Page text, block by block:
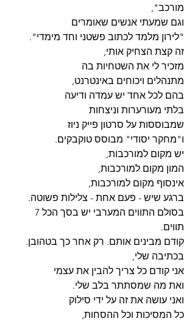
מורכב",
וגם שמעתי אנשים שאומרים
"לירון מלמד לכתוב פשטני וחד מימדי".
זה קצת הצחיק אותי,
מזכיר לי את השטחיות בה
מתנהלים ויכוחים באינטרנט,
בהם לכל אחד יש עמדה ודיעה
בלתי מעורערות וניצחות
שמבוססות על סרטון פייק ניוז
ו"מחקר יסודי" מבוסס טוקבקים.
יש מקום למורכבות,
המון מקום למורכבות,
אינסוף מקום למורכבות,
ברגע שיש - פעם אחת - צלילות פשוטה.
תווים.
קודם מבינים אותם. רק אחר כך בטהובן.
בכתיבה שלי,
אני קודם כל צריך להבין את עצמי
ואת מה שמסתתר בלב שלי.
ואני עושה את זה על ידי סילוק
כל המסיכות וכל ההסחות,